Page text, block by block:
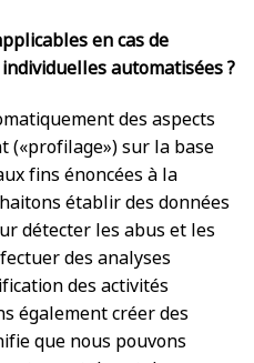
en cas de
automatisées ?
des aspects
(«profilage») sur la base
fins énoncées à la
établir des données
détecter les abus et les
des analyses
des activités
également créer des
que nous pouvons